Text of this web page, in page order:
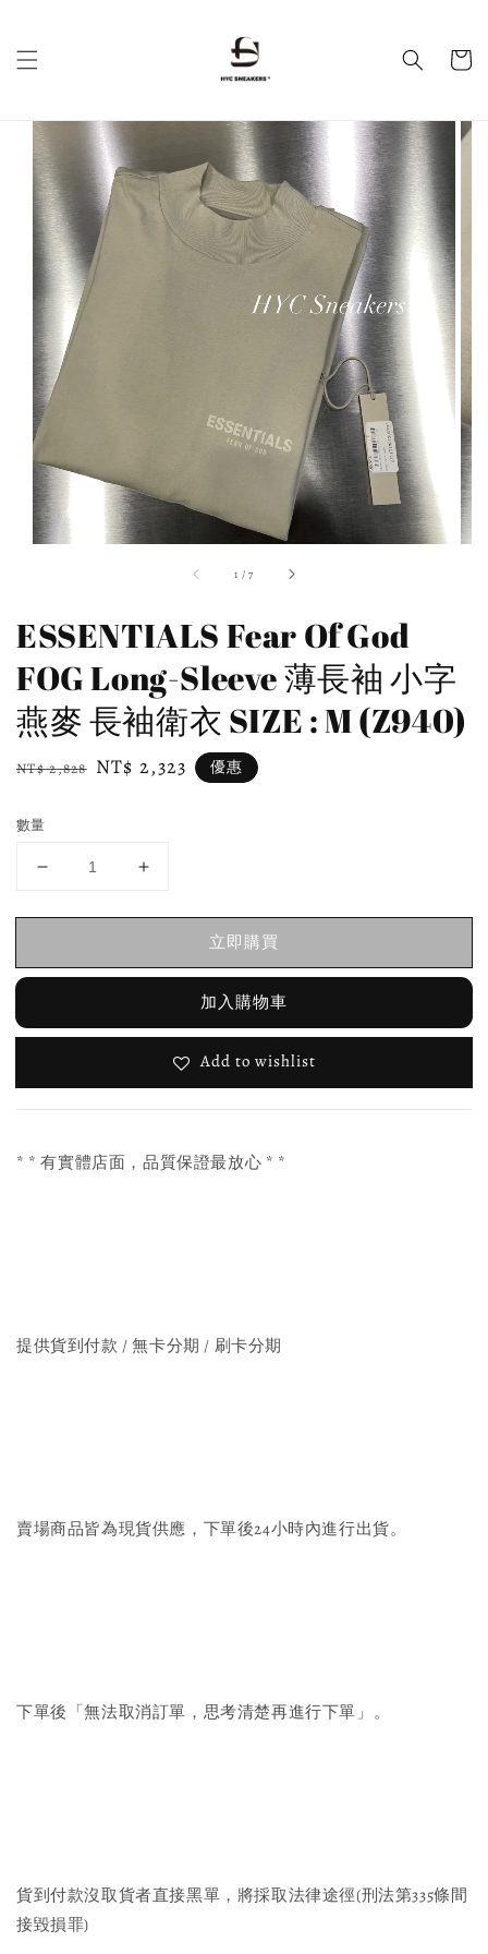
1 /7
ESSENTIALS Fear Of God
FOG Long-Sleeve 薄長袖 小字
燕麥 長袖衛衣 SIZE : M (Z940)
Regular
NT$ 2,828 Sale
NT$ 2,323 優惠
數量
立即購買
加入購物車
Add to wishlist
* * 有實體店面，品質保證最放心 * *
提供貨到付款 / 無卡分期 / 刷卡分期
賣場商品皆為現貨供應，下單後24小時內進行出貨。
下單後「無法取消訂單，思考清楚再進行下單」。
貨到付款沒取貨者直接黑單，將採取法律途徑(刑法第335條間
接毀損罪)